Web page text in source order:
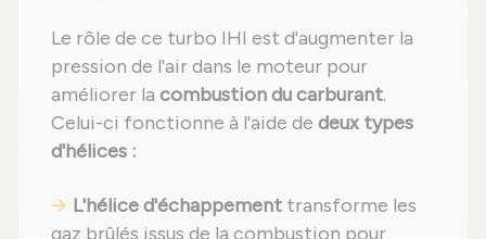
Le rôle de ce turbo IHI est d'augmenter la
pression de l'air dans le moteur pour
améliorer la combustion du carburant.
Celui-ci fonctionne à l'aide de deux types
d'hélices :
L'hélice d'échappement transforme les
gaz brûlés issus de la combustion pour